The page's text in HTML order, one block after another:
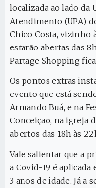
localizada ao lado da
Atendimento (UPA)
Chico Costa, vizinho
estarão abertas das
Partage Shopping
Os pontos extras
evento que está
Armando Buá, e na
Conceição, na igreja
abertos das 18h às
Vale salientar que a
a Covid-19 é aplicada
3 anos de idade. Já a